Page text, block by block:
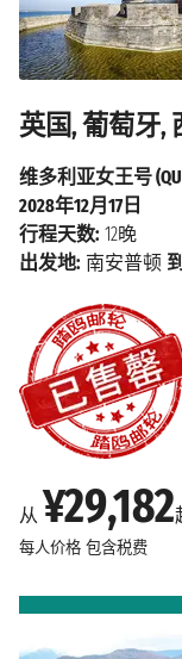
英国, 葡萄牙,
从 ¥29,182
每人价格 包含税费
维多利亚女王号
2028年12月17日
行程天数: 12晚
出发地: 南安普顿